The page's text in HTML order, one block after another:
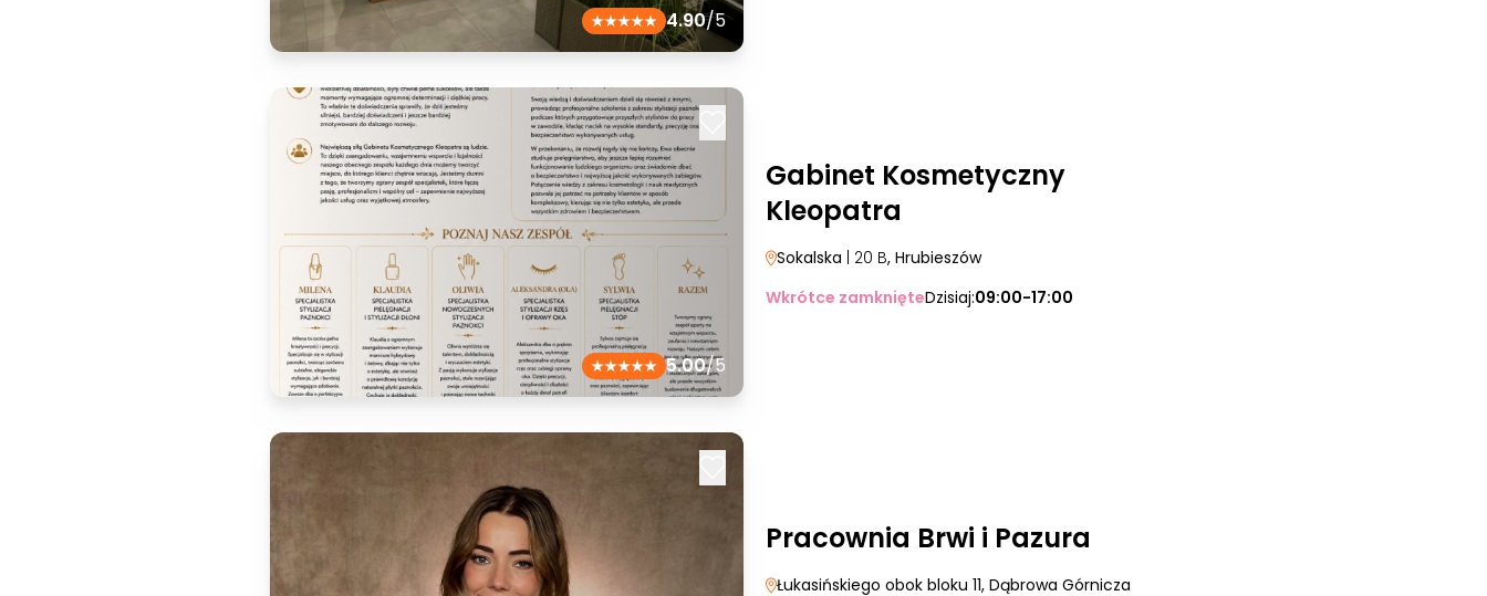
4.90/5
5.00/5
Gabinet Kosmetyczny
Kleopatra
Sokalska | 20 B, Hrubieszów
Wkrótce zamknięteDzisiaj:09:00-17:00
Pracownia Brwi i Pazura
Łukasińskiego obok bloku 11, Dąbrowa Górnicza